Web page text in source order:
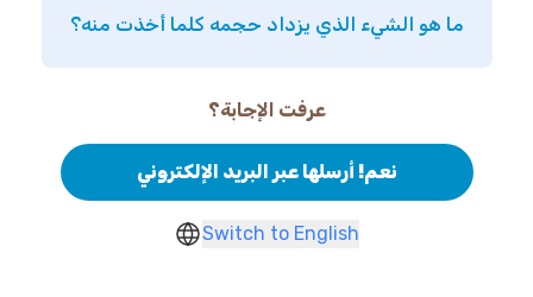
ما هو الشيء الذي يزداد حجمه كلما أخذت منه؟
عرفت الإجابة؟
نعم! أرسلها عبر البريد الإلكتروني
Switch to English